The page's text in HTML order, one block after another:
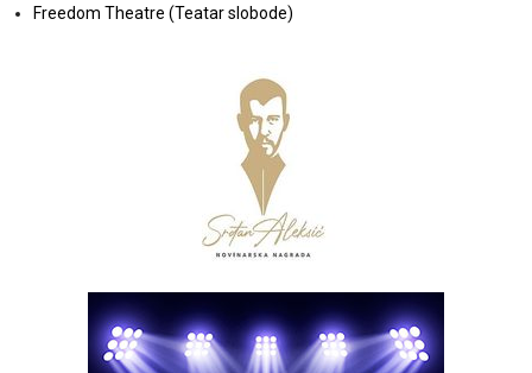
Freedom Theatre (Teatar slobode)